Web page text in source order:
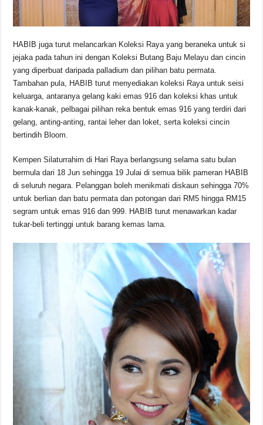
HABIB juga turut melancarkan Koleksi Raya yang beraneka untuk si
jejaka pada tahun ini dengan Koleksi Butang Baju Melayu dan cincin
yang diperbuat daripada palladium dan pilihan batu permata.
Tambahan pula, HABIB turut menyediakan koleksi Raya untuk seisi
keluarga, antaranya gelang kaki emas 916 dan koleksi khas untuk
kanak-kanak, pelbagai pilihan reka bentuk emas 916 yang terdiri dari
gelang, anting-anting, rantai leher dan loket, serta koleksi cincin
bertindih Bloom.
Kempen Silaturrahim di Hari Raya berlangsung selama satu bulan
bermula dari 18 Jun sehingga 19 Julai di semua bilik pameran HABIB
di seluruh negara. Pelanggan boleh menikmati diskaun sehingga 70%
untuk berlian dan batu permata dan potongan dari RM5 hingga RM15
segram untuk emas 916 dan 999. HABIB turut menawarkan kadar
tukar-beli tertinggi untuk barang kemas lama.